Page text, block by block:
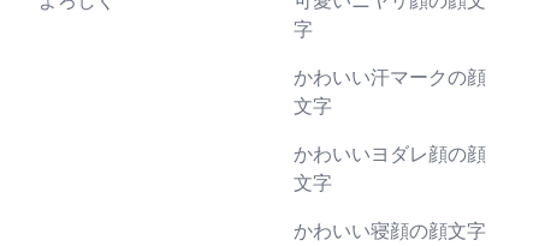
字
かわいい汗マークの顔
文字
かわいいヨダレ顔の顔
文字
かわいい寝顔の顔文字